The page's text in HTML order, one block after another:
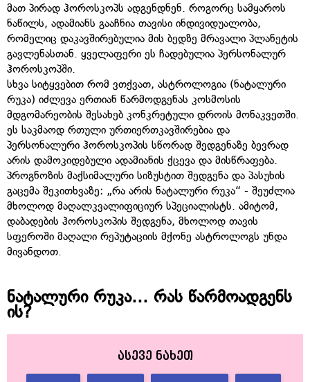
მათ პირად ჰოროსკოპს ადგენდნენ. როგორც სამყაროს
ნაწილს, ადამიანს გააჩნია თავისი ინდივიდუალობა,
რომელიც დაკავშირებულია მის ბედზე მრავალი პლანეტის
გავლენასთან. ყველაფერი ეს ჩადებულია პერსონალურ
ჰოროსკოპში.
სხვა სიტყვებით რომ ვთქვათ, ასტროლოგია (ნატალური
რუკა) იძლევა ერთიან წარმოდგენას კოსმოსის
მდგომარეობის შესახებ კონკრეტული დროის მონაკვეთში.
ეს საკმაოდ რთული ურთიერთკავშირებია და
პერსონალური ჰოროსკოპის სწორად შედგენაზე ბევრად
არის დამოკიდებული ადამიანის ქცევა და მისწრაფება.
პროგნოზის მაქსიმალური სიზუსტით შედგენა და პასუხის
გაცემა შეკითხვაზე: „რა არის ნატალური რუკა“ - შეუძლია
მხოლოდ მაღალკვალიფიციურ სპეციალისტს. ამიტომ,
დაბადების ჰოროსკოპის შედგენა, მხოლოდ თავის
სფეროში მაღალი რეპუტაციის მქონე ასტროლოგს უნდა
მივანდოთ.
ნატალური რუკა... რას წარმოადგენს
ის?
ასევე ნახეთ